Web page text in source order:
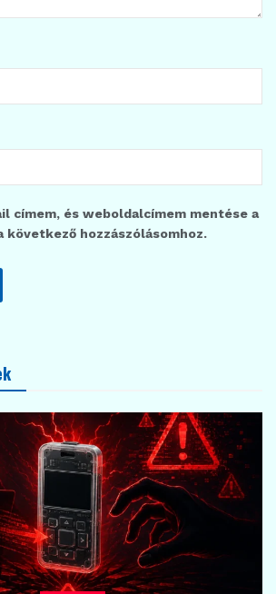
címem, és weboldalcímem mentése a
következő hozzászólásomhoz.